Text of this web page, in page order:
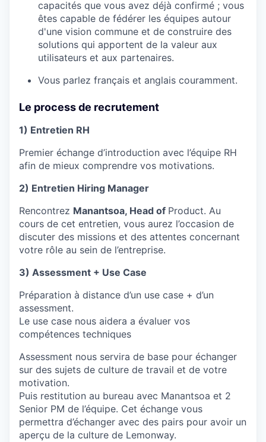
capacités que vous avez déjà confirmé ; vous
êtes capable de fédérer les équipes autour
d'une vision commune et de construire des
solutions qui apportent de la valeur aux
utilisateurs et aux partenaires.
Vous parlez français et anglais couramment.
Le process de recrutement
1) Entretien RH
Premier échange d’introduction avec l’équipe RH
afin de mieux comprendre vos motivations.
2) Entretien Hiring Manager
Rencontrez Manantsoa, Head of Product. Au
cours de cet entretien, vous aurez l’occasion de
discuter des missions et des attentes concernant
votre rôle au sein de l’entreprise.
3) Assessment + Use Case
Préparation à distance d’un use case + d’un
assessment.
Le use case nous aidera a évaluer vos
compétences techniques
Assessment nous servira de base pour échanger
sur des sujets de culture de travail et de votre
motivation.
Puis restitution au bureau avec Manantsoa et 2
Senior PM de l’équipe. Cet échange vous
permettra d’échanger avec des pairs pour avoir un
aperçu de la culture de Lemonway.